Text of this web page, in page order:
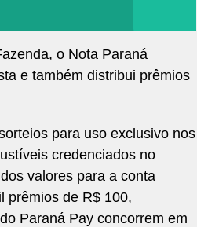
o Nota Paraná
e também distribui prêmios
para uso exclusivo nos
credenciados no
valores para a conta
prêmios de R$ 100,
Paraná Pay concorrem em